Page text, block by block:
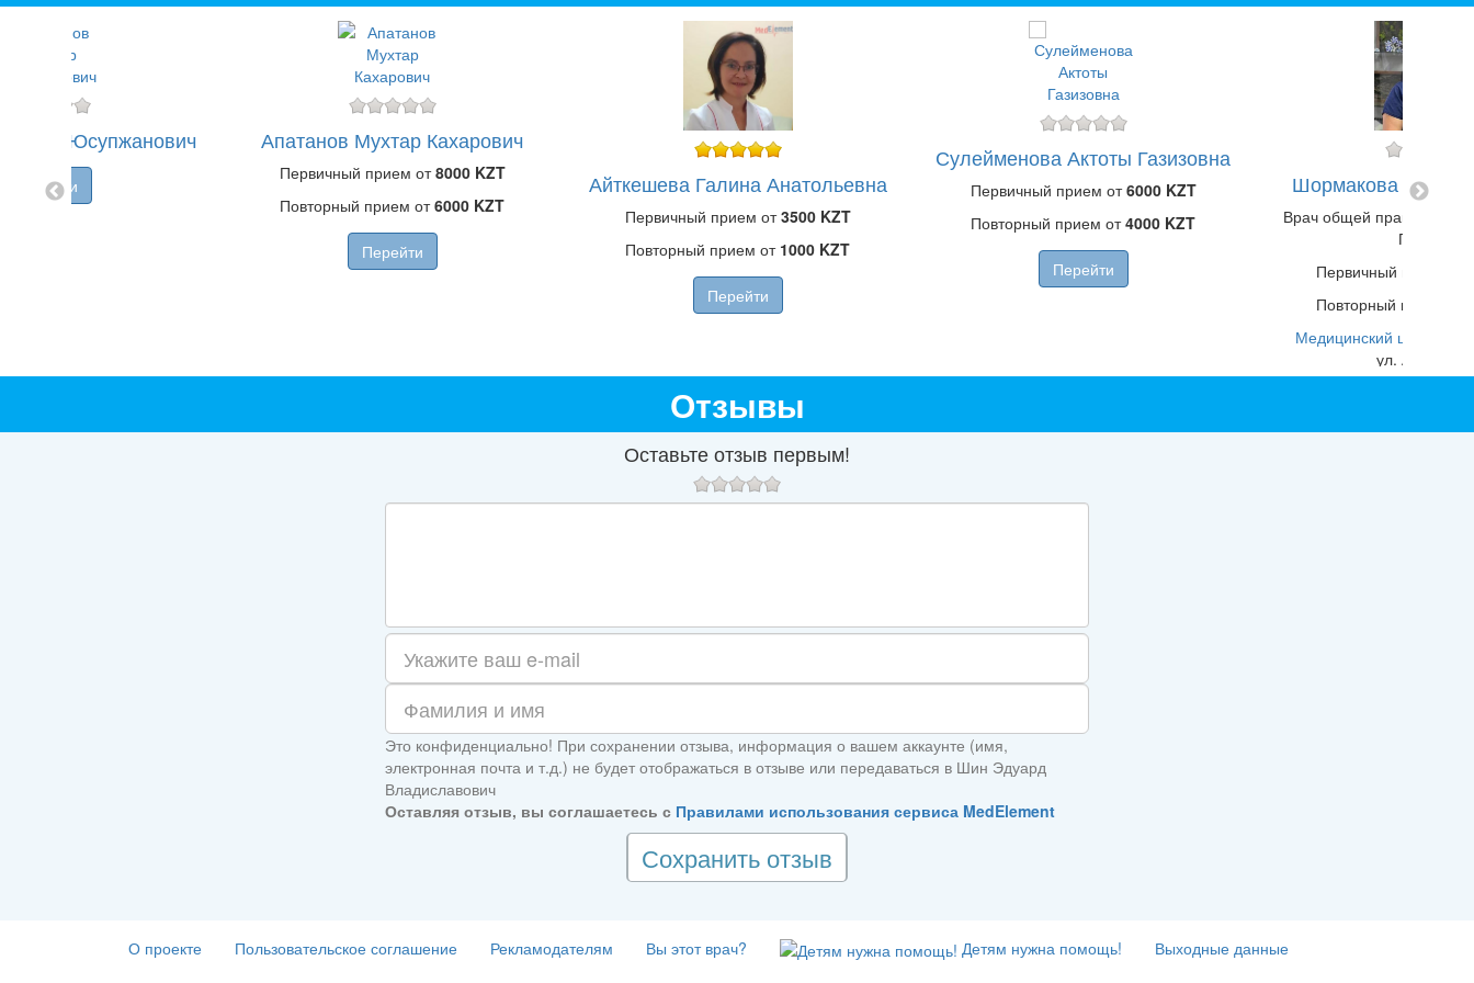
Юсупжанович
Перейти
Апатанов Мухтар Кахарович
Первичный прием от8000 KZT
Повторный прием от6000 KZT
Перейти
Айткешева Галина Анатольевна
Первичный прием от3500 KZT
Повторный прием от 1000 KZT
Перейти
Сулейменова Актоты Газизовна
Первичный прием от6000 KZT
Повторный прием от4000 KZT
Перейти
Шормакова Улжан
Врач общей практики
Педиатр
Первичный прием от
Повторный прием от
Медицинский центр
ул. Абая, д.
Отзывы
Оставьте отзыв первым!
Это конфиденциально! При сохранении отзыва, информация о вашем аккаунте (имя,
электронная почта и т.д.) не будет отображаться в отзыве или передаваться в Шин Эдуард
Владиславович
Оставляя отзыв, вы соглашаетесь с Правилами использования сервиса MedElement
Сохранить отзыв
О проекте Пользовательское соглашение Рекламодателям Вы этот врач? Детям нужна помощь! Выходные данные